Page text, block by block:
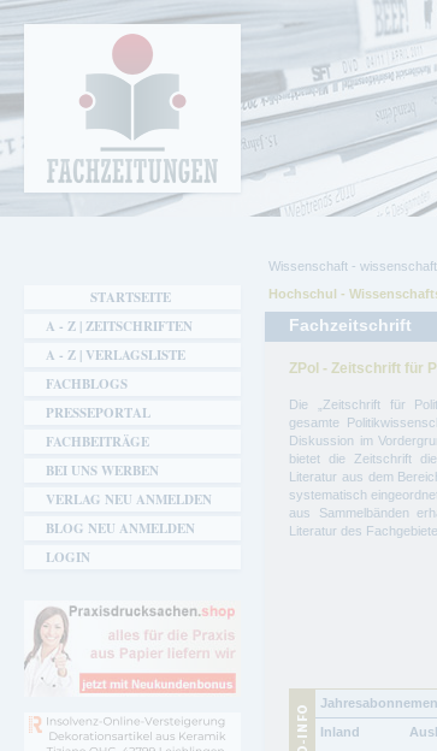
Fachzeitungen.de - Das unabhängige Portal
für Fachmagazine Fachpublikationen &
eBooks
Sie sind hier
Wissenschaft -
Hochschul -
Fachzeitschrift
ZPol - Zeitschrift für
Die „Zeitschrift für
gesamte
Diskussion im
bietet die Zeitschrift
Literatur aus dem
systematisch
aus Sammelbänden
Literatur des
Inland
STARTSEITE
A - Z | ZEITSCHRIFTEN
A - Z | VERLAGSLISTE
FACHBLOGS
PRESSEPORTAL
FACHBEITRÄGE
BEI UNS WERBEN
VERLAG NEU ANMELDEN
BLOG NEU ANMELDEN
LOGIN